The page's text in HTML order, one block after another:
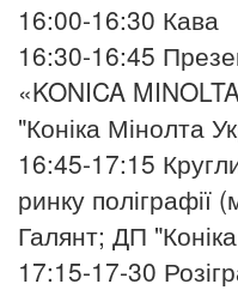
16:00-16:30 Кава
16:30-16:45
«KONICA
"Коніка Мінолта
16:45-17:15
ринку
Галянт; ДП
17:15-17-30